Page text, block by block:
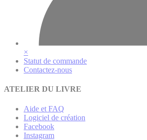
×
Statut de commande
Contactez-nous
ATELIER DU LIVRE
Aide et FAQ
Logiciel de création
Facebook
Instagram